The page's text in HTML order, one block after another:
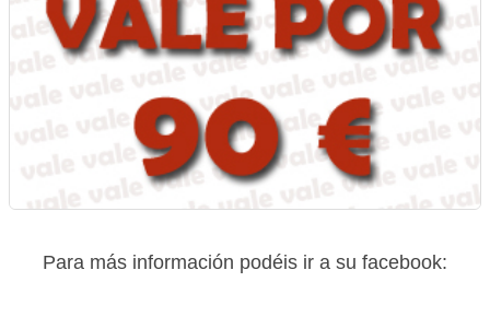
Para más información podéis ir a su facebook: